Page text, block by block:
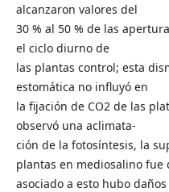
alcanzaron valores del
30 % al 50 % de las
el ciclo diurno de
las plantas control; esta
estomática no influyó en
la fijación de CO2 de las
observó una aclimata-
ción de la fotosíntesis, la
plantas en mediosalino
asociado a esto hubo